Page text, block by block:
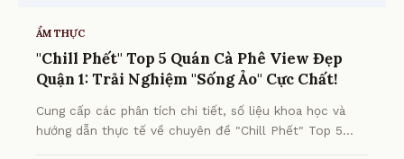
ẨM THỰC
"Chill Phết" Top 5 Quán Cà Phê View Đẹp
Quận 1: Trải Nghiệm "Sống Ảo" Cực Chất!
Cung cấp các phân tích chi tiết, số liệu khoa học và
hướng dẫn thực tế về chuyên đề "Chill Phết" Top 5